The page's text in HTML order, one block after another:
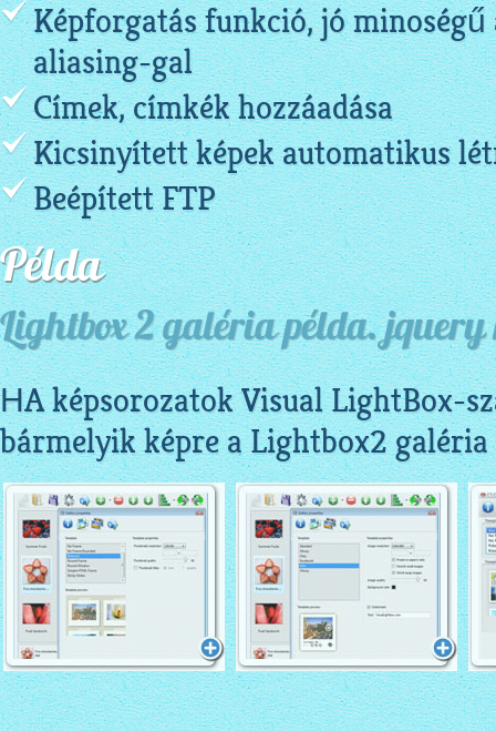
Képforgatás funkció, jó
aliasing-gal
Címek, címkék hozzáadása
Kicsinyített képek automatikus
Beépített FTP
Példa
Lightbox 2 galéria példa.
НA képsorozatok Visual LightBox-
bármelyik képre a Lightbox2